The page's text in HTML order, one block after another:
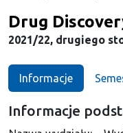
Kierunek
Drug
2021/22, drugiego
Informacje
Informacje